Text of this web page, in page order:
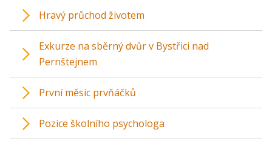
Hravý průchod životem
Exkurze na sběrný dvůr v Bystřici nad
Pernštejnem
První měsíc prvňáčků
Pozice školního psychologa